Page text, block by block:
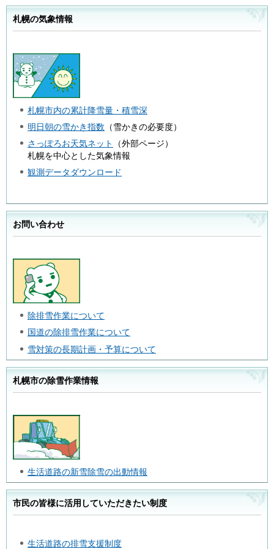
札幌の気象情報
札幌市内の累計降雪量・積雪深
明日朝の雪かき指数 （雪かきの必要度）
さっぽろお天気ネット
（外部ページ）
札幌を中心とした気象情報
観測データダウンロード
お問い合わせ
除排雪作業について
国道の除排雪作業について
雪対策の長期計画・予算について
札幌市の除雪作業情報
生活道路の新雪除雪の出動情報
市民の皆様に活用していただきたい制度
生活道路の排雪支援制度